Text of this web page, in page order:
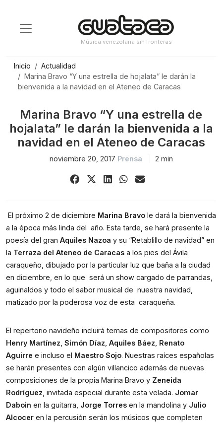
contenido
Música venezolana sin fronteras
Inicio
Actualidad
Marina Bravo “Y una estrella de hojalata” le darán la
bienvenida a la navidad en el Ateneo de Caracas
Marina Bravo “Y una estrella de
hojalata” le darán la bienvenida a la
navidad en el Ateneo de Caracas
noviembre 20, 2017 Prensa 2 min
Share Share
(Twitter)
ShareShareShare
El próximo 2 de diciembre Marina Bravo le dará la bienvenida
a la época más linda del  año. Esta tarde, se hará presente la
poesía del gran Aquiles Nazoa y su “Retablillo de navidad” en
la Terraza del Ateneo de Caracas a los pies del Ávila
caraqueño, dibujado por la particular luz que baña a la ciudad
en diciembre, en lo que  será un show cargado de parrandas,
aguinaldos y todo el sabor musical de  nuestra navidad,
matizado por la poderosa voz de esta  caraqueña.
Henry Martínez Simón Díaz Aquiles Báez Renato
Aguirre e incluso el Maestro Sojo. Nuestras raíces españolas
se harán presentes con algún villancico además de nuevas
composiciones de la propia Marina Bravo y Zeneida
Rodríguez , invitada especial durante esta velada. Jomar
Daboin en la guitarra, Jorge Torres en la mandolina y Julio
Alcocer en la percusión serán los músicos que completen